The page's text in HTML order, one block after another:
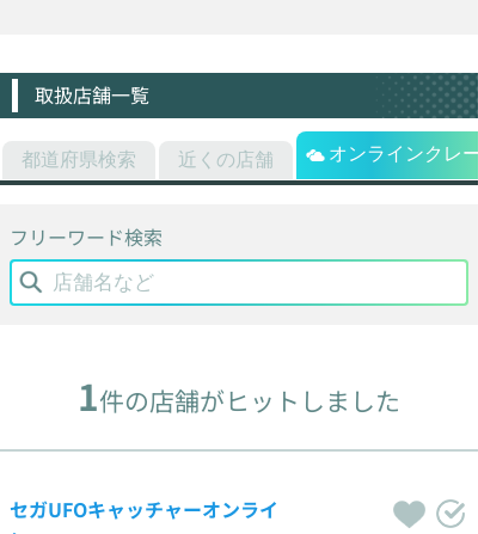
取扱店舗一覧
都道府県検索 近くの店舗 オンラインクレー
フリーワード検索
1件の店舗がヒットしました
セガUFOキャッチャーオンライ